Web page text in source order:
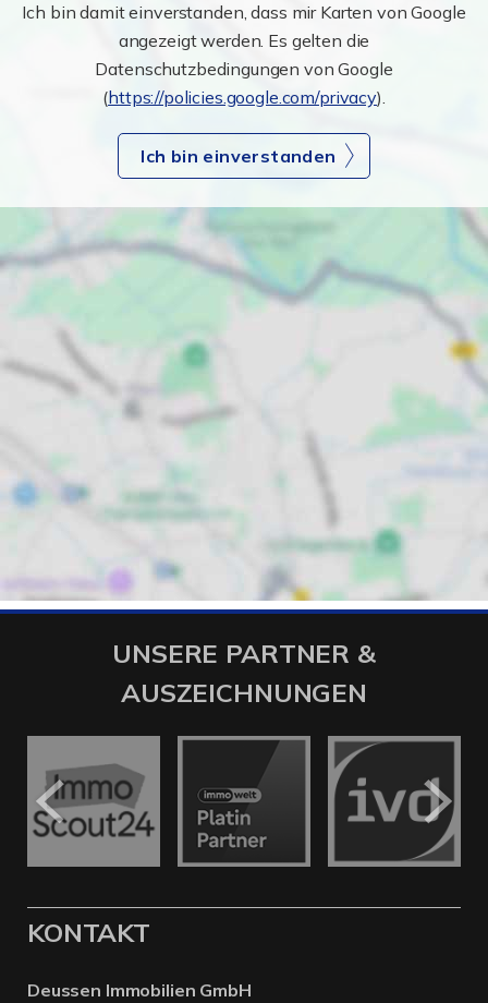
Ich bin damit einverstanden, dass mir Karten von Google
angezeigt werden. Es gelten die
Datenschutzbedingungen von Google
(https://policies.google.com/privacy).
Ich bin einverstanden
UNSERE PARTNER &
AUSZEICHNUNGEN
KONTAKT
Deussen Immobilien GmbH